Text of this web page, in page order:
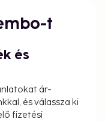
t
és
ár-
és válassza ki
fizetési